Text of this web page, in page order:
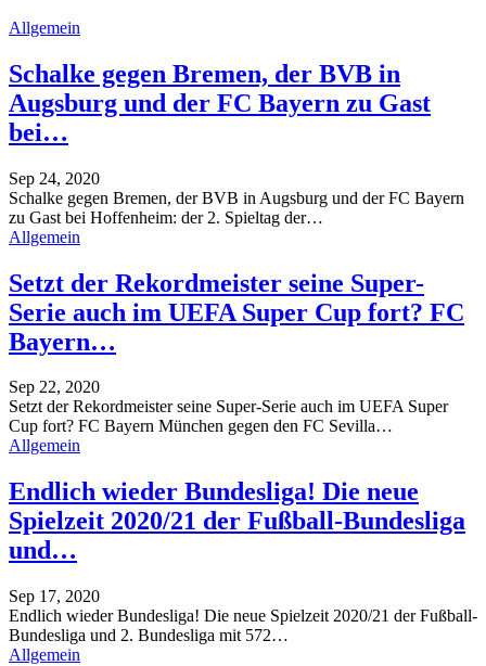
Allgemein
Schalke gegen Bremen, der BVB in
Augsburg und der FC Bayern zu Gast
bei…
Sep 24, 2020
Schalke gegen Bremen, der BVB in Augsburg und der FC Bayern
zu Gast bei Hoffenheim: der 2. Spieltag der…
Allgemein
Setzt der Rekordmeister seine Super-
Serie auch im UEFA Super Cup fort? FC
Bayern…
Sep 22, 2020
Setzt der Rekordmeister seine Super-Serie auch im UEFA Super
Cup fort? FC Bayern München gegen den FC Sevilla…
Allgemein
Endlich wieder Bundesliga! Die neue
Spielzeit 2020/21 der Fußball-Bundesliga
und…
Sep 17, 2020
Endlich wieder Bundesliga! Die neue Spielzeit 2020/21 der Fußball-
Bundesliga und 2. Bundesliga mit 572…
Allgemein